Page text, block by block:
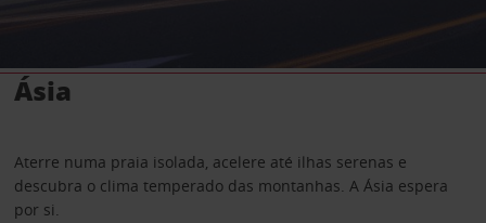
Ásia
Aterre numa praia isolada, acelere até ilhas serenas e
descubra o clima temperado das montanhas. A Ásia espera
por si.